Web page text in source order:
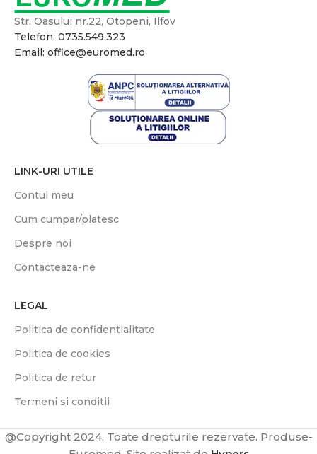
Str. Oasului nr.22, Otopeni, Ilfov
Telefon: 0735.549.323
Email: office@euromed.ro
LINK-URI UTILE
Contul meu
Cum cumpar/platesc
Despre noi
Contacteaza-ne
LEGAL
Politica de confidentialitate
Politica de cookies
Politica de retur
Termeni si conditii
@Copyright 2024. Toate drepturile rezervate. Produse-